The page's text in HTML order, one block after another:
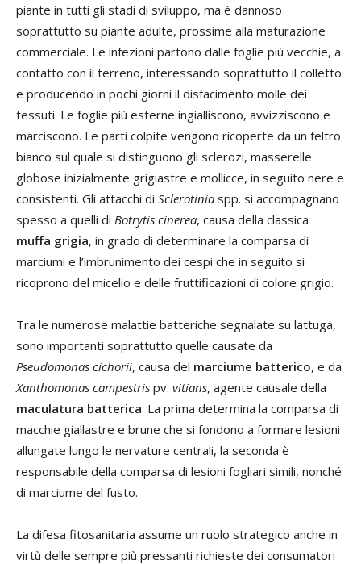
piante in tutti gli stadi di sviluppo, ma è dannoso
soprattutto su piante adulte, prossime alla maturazione
commerciale. Le infezioni partono dalle foglie più vecchie, a
contatto con il terreno, interessando soprattutto il colletto
e producendo in pochi giorni il disfacimento molle dei
tessuti. Le foglie più esterne ingialliscono, avvizziscono e
marciscono. Le parti colpite vengono ricoperte da un feltro
bianco sul quale si distinguono gli sclerozi, masserelle
globose inizialmente grigiastre e mollicce, in seguito nere e
consistenti. Gli attacchi di Sclerotinia spp. si accompagnano
spesso a quelli di Botrytis cinerea, causa della classica
muffa grigia, in grado di determinare la comparsa di
marciumi e l’imbrunimento dei cespi che in seguito si
ricoprono del micelio e delle fruttificazioni di colore grigio.
Tra le numerose malattie batteriche segnalate su lattuga,
sono importanti soprattutto quelle causate da
Pseudomonas cichorii, causa del marciume batterico, e da
Xanthomonas campestris pv. vitians, agente causale della
maculatura batterica. La prima determina la comparsa di
macchie giallastre e brune che si fondono a formare lesioni
allungate lungo le nervature centrali, la seconda è
responsabile della comparsa di lesioni fogliari simili, nonché
di marciume del fusto.
La difesa fitosanitaria assume un ruolo strategico anche in
virtù delle sempre più pressanti richieste dei consumatori